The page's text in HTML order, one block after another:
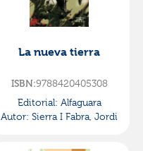
La nueva tierra
ISBN:9788420405308
Editorial: Alfaguara
Autor: Sierra I Fabra, Jordi